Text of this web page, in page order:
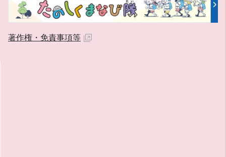
著作権・免責事項等